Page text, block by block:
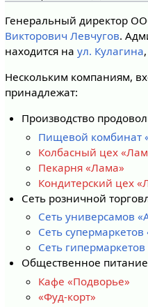
Генеральный директор
Викторович Левчугов.
находится на ул. Кулагина
Нескольким компаниям,
принадлежат:
Производство
Пищевой комбинат
Колбасный цех
Пекарня «Лама»
Кондитерский цех
Сеть розничной
Сеть универсамов
Сеть
Сеть
Общественное питание
Кафе «Подворье»
«Фуд-корт»